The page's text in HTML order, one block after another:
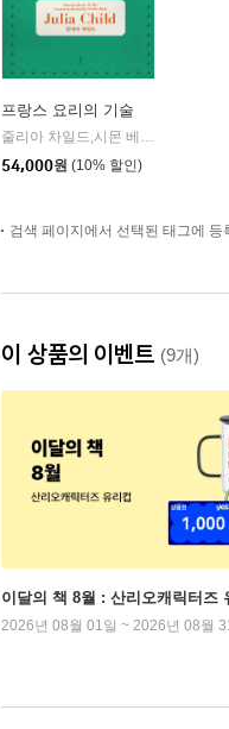
프랑스 요리의 기술
줄리아 차일드,시몬 베크,루이제트 베르롤 공저/김현희,마효주 공역
54,000원 (10% 할인)
검색 페이지에서 선택된 태그에
이 상품의 이벤트 (9개)
이달의 책 8월 : 산리오캐릭터즈
2026년 08월 01일 ~ 2026년 08월